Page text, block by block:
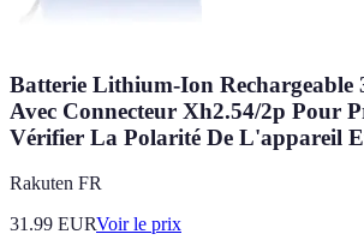
Batterie Lithium-Ion Rechargeable
Avec Connecteur Xh2.54/2p Pour
Vérifier La Polarité De L'appareil
Rakuten FR
31.99 EURVoir le prix